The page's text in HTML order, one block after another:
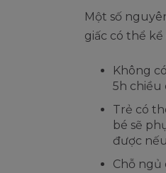
Một số
giấc có thể
Không
5h chiều
Trẻ có
bé sẽ
được
Chỗ ngủ